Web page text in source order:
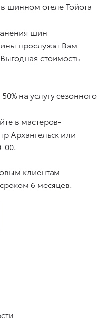
шинном отеле Тойота
шин
прослужат Вам
стоимость
на услугу сезонного
в мастеров-
Архангельск или
00.
клиентам
6 месяцев.